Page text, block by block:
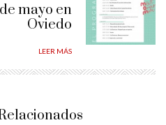
mayo en
Oviedo
LEER MÁS